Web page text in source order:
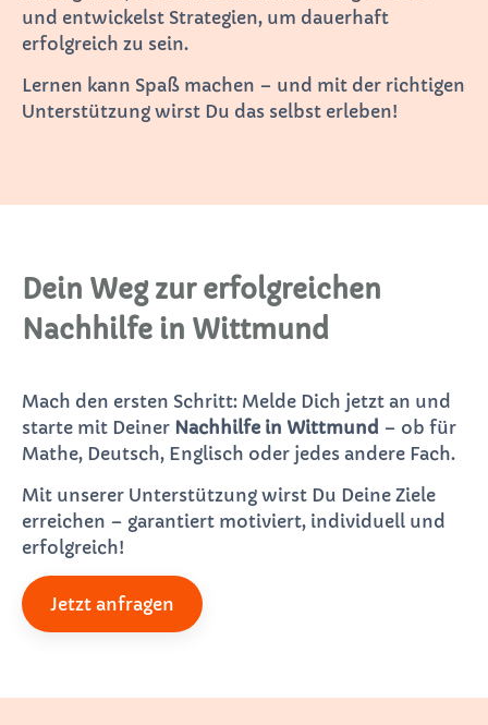
und entwickelst Strategien, um dauerhaft
erfolgreich zu sein.
Lernen kann Spaß machen – und mit der richtigen
Unterstützung wirst Du das selbst erleben!
Dein Weg zur erfolgreichen
Nachhilfe in Wittmund
Mach den ersten Schritt: Melde Dich jetzt an und
starte mit Deiner Nachhilfe in Wittmund – ob für
Mathe, Deutsch, Englisch oder jedes andere Fach.
Mit unserer Unterstützung wirst Du Deine Ziele
erreichen – garantiert motiviert, individuell und
erfolgreich!
Jetzt anfragen